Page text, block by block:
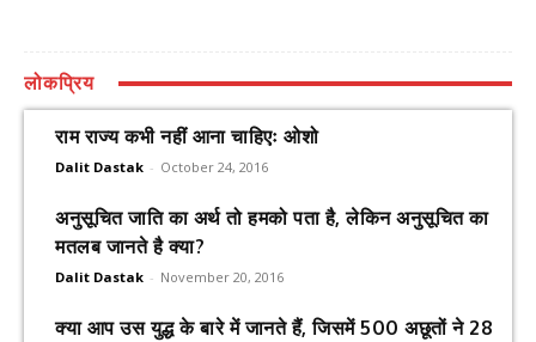
लोकप्रिय
राम राज्य कभी नहीं आना चाहिएः ओशो
Dalit Dastak - October 24, 2016
अनुसूचित जाति का अर्थ तो हमको पता है, लेकिन अनुसूचित का
मतलब जानते है क्या?
Dalit Dastak - November 20, 2016
क्या आप उस युद्ध के बारे में जानते हैं, जिसमें 500 अछूतों ने 28